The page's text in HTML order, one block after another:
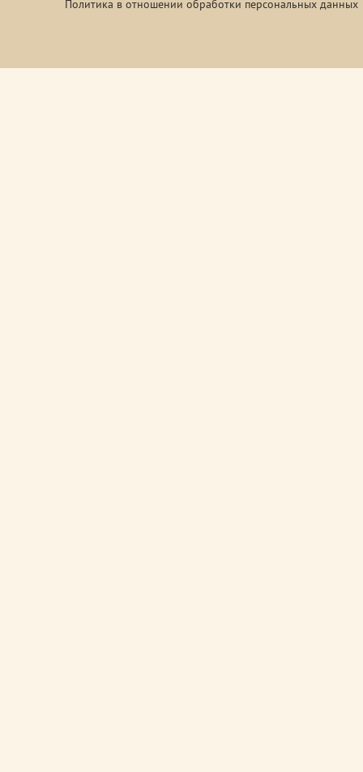
Политика в отношении обработки персональных данных